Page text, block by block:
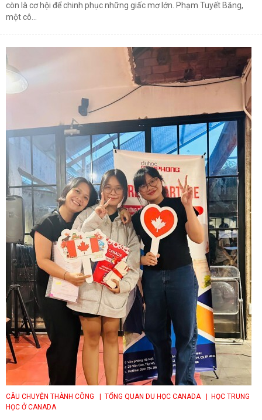
còn là cơ hội để chinh phục những giấc mơ lớn. Phạm Tuyết Băng,
một cô...
CÂU CHUYỆN THÀNH CÔNG | TỔNG QUAN DU HỌC CANADA
| HỌC TRUNG
HỌC Ở CANADA